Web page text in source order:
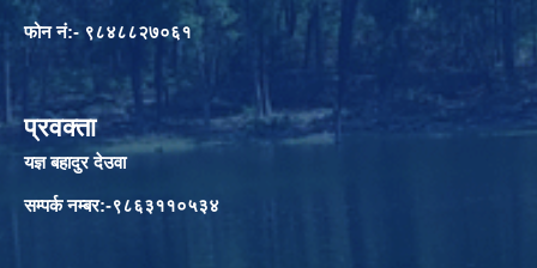
फोन नं:- ९८४८८२७०६१
प्रवक्ता
यज्ञ बहादुर देउवा
सम्पर्क नम्बर:-९८६३११०५३४